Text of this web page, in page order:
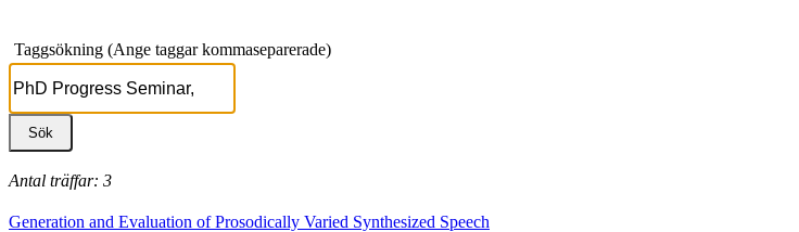
Taggsökning (Ange taggar kommaseparerade)
Antal träffar: 3
Generation and Evaluation of Prosodically Varied Synthesized Speech